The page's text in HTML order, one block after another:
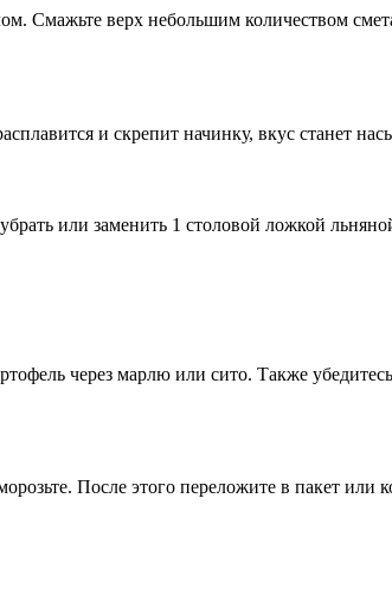
Смажьте верх небольшим количеством
и скрепит начинку, вкус станет
или заменить 1 столовой ложкой
через марлю или сито. Также
После этого переложите в пакет или